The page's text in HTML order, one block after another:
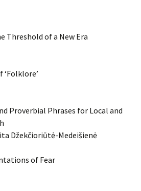
Threshold of a New Era
‘Folklore’
Proverbial Phrases for Local and
Džekčioriūtė-Medeišienė
of Fear